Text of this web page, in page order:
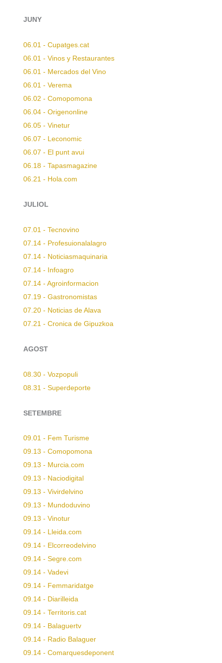
JUNY
06.01 - Cupatges.cat
06.01 - Vinos y Restaurantes
06.01 - Mercados del Vino
06.01 - Verema
06.02 - Comopomona
06.04 - Origenonline
06.05 - Vinetur
06.07 - Leconomic
06.07 - El punt avui
06.18 - Tapasmagazine
06.21 - Hola.com
JULIOL
07.01 - Tecnovino
07.14 - Profesuionalalagro
07.14 - Noticiasmaquinaria
07.14 - Infoagro
07.14 - Agroinformacion
07.19 - Gastronomistas
07.20 - Noticias de Alava
07.21 - Cronica de Gipuzkoa
AGOST
08.30 - Vozpopuli
08.31 - Superdeporte
SETEMBRE
09.01 - Fem Turisme
09.13 - Comopomona
09.13 - Murcia.com
09.13 - Naciodigital
09.13 - Vivirdelvino
09.13 - Mundoduvino
09.13 - Vinotur
09.14 - Lleida.com
09.14 - Elcorreodelvino
09.14 - Segre.com
09.14 - Vadevi
09.14 - Femmaridatge
09.14 - Diarilleida
09.14 - Territoris.cat
09.14 - Balaguertv
09.14 - Radio Balaguer
09.14 - Comarquesdeponent